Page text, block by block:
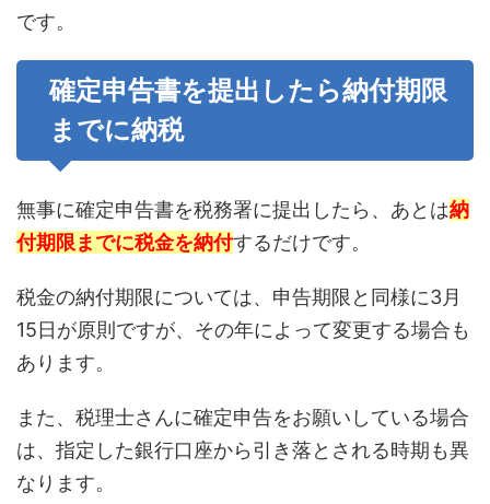
です。
確定申告書を提出したら納付期限
までに納税
無事に確定申告書を税務署に提出したら、あとは納
付期限までに税金を納付するだけです。
税金の納付期限については、申告期限と同様に3月
15日が原則ですが、その年によって変更する場合も
あります。
また、税理士さんに確定申告をお願いしている場合
は、指定した銀行口座から引き落とされる時期も異
なります。